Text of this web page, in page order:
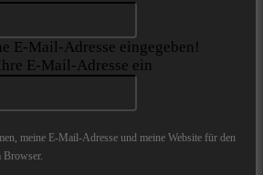
E-Mail-Adresse eingegeben!
E-Mail-Adresse ein
meine E-Mail-Adresse und meine Website für den
Browser.